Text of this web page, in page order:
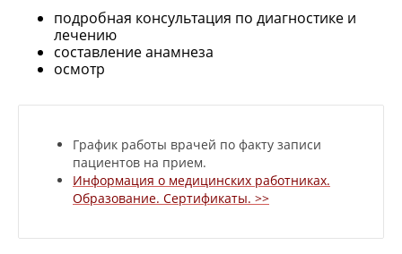
подробная консультация по диагностике и
лечению
составление анамнеза
осмотр
График работы врачей по факту записи
пациентов на прием.
Информация о медицинских работниках.
Образование. Сертификаты. >>